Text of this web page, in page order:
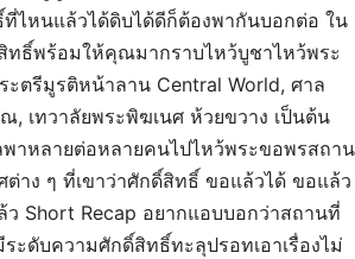
ไหนแล้วได้ดิบได้ดีก็ต้องพากันบอกต่อ ใน
ทธิ์พร้อมให้คุณมากราบไหว้บูชาไหว้พระ
ตรีมูรติหน้าลาน Central World, ศาล
, เทวาลัยพระพิฆเนศ ห้วยขวาง เป็นต้น
าหลายต่อหลายคนไปไหว้พระขอพรสถาน
าง ๆ ที่เขาว่าศักดิ์สิทธิ์ ขอแล้วได้ ขอแล้ว
Short Recap อยากแอบบอกว่าสถานที่
ะดับความศักดิ์สิทธิ์ทะลุปรอทเอาเรื่องไม่